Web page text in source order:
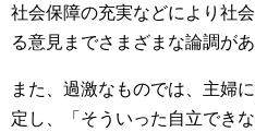
社会保障の充実などにより社
る意見までさまざまな論調があ
また、過激なものでは、主婦
定し、「そういった自立でき